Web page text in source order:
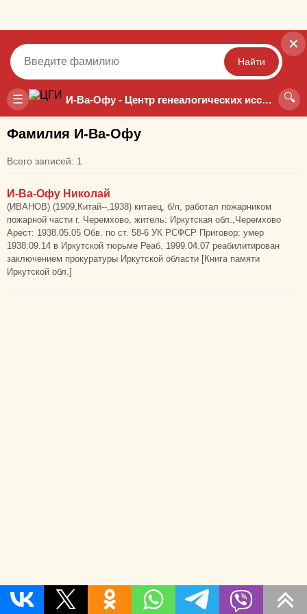
☰ И-Ва-Офу - Центр генеалогических исследований 🔍
✕
Найти
Точный Неточный
Фамилия И-Ва-Офу
Всего записей: 1
И-Ва-Офу Николай
(ИВАНОВ) (1909,Китай--,1938) китаец, б/п, работал пожарником
пожарной части г. Черемхово, житель: Иркутская обл.,Черемхово
Арест: 1938.05.05 Обв. по ст. 58-6 УК РСФСР Приговор: умер
1938.09.14 в Иркутской тюрьме Реаб. 1999.04.07 реабилитирован
заключением прокуратуры Иркутской области [Книга памяти
Иркутской обл.]